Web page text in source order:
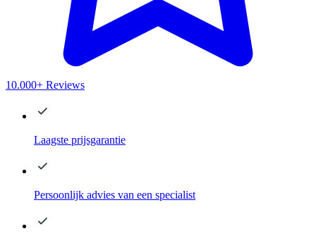
10.000+ Reviews
Laagste prijsgarantie
Persoonlijk advies van een specialist